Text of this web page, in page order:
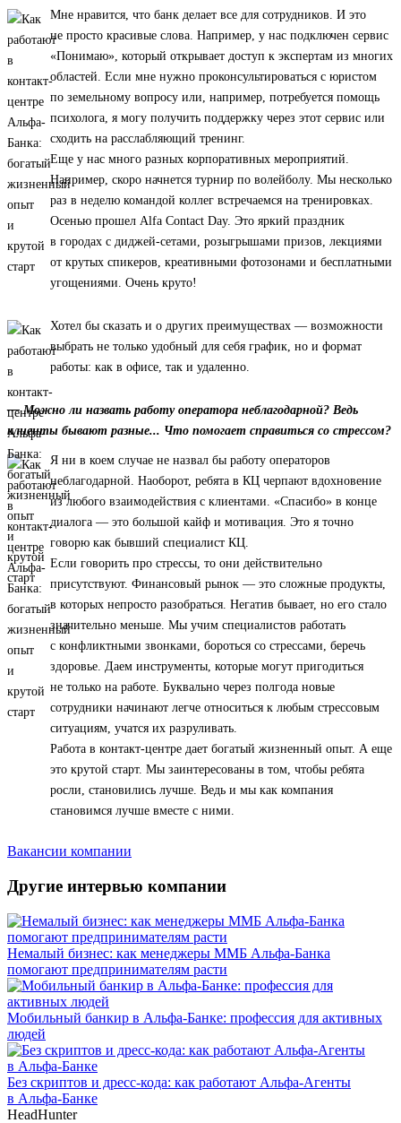
Мне нравится, что банк делает все для сотрудников. И это
не просто красивые слова. Например, у нас подключен сервис
«Понимаю», который открывает доступ к экспертам из многих
областей. Если мне нужно проконсультироваться с юристом
по земельному вопросу или, например, потребуется помощь
психолога, я могу получить поддержку через этот сервис или
сходить на расслабляющий тренинг.
Еще у нас много разных корпоративных мероприятий.
Например, скоро начнется турнир по волейболу. Мы несколько
раз в неделю командой коллег встречаемся на тренировках.
Осенью прошел Alfa Contact Day. Это яркий праздник
в городах с диджей-сетами, розыгрышами призов, лекциями
от крутых спикеров, креативными фотозонами и бесплатными
угощениями. Очень круто!
Хотел бы сказать и о других преимуществах — возможности
выбрать не только удобный для себя график, но и формат
работы: как в офисе, так и удаленно.
— Можно ли назвать работу оператора неблагодарной? Ведь
клиенты бывают разные... Что помогает справиться со стрессом?
Я ни в коем случае не назвал бы работу операторов
неблагодарной. Наоборот, ребята в КЦ черпают вдохновение
из любого взаимодействия с клиентами. «Спасибо» в конце
диалога — это большой кайф и мотивация. Это я точно
говорю как бывший специалист КЦ.
Если говорить про стрессы, то они действительно
присутствуют. Финансовый рынок — это сложные продукты,
в которых непросто разобраться. Негатив бывает, но его стало
значительно меньше. Мы учим специалистов работать
с конфликтными звонками, бороться со стрессами, беречь
здоровье. Даем инструменты, которые могут пригодиться
не только на работе. Буквально через полгода новые
сотрудники начинают легче относиться к любым стрессовым
ситуациям, учатся их разруливать.
Работа в контакт-центре дает богатый жизненный опыт. А еще
это крутой старт. Мы заинтересованы в том, чтобы ребята
росли, становились лучше. Ведь и мы как компания
становимся лучше вместе с ними.
Вакансии компании
Другие интервью компании
Немалый бизнес: как менеджеры ММБ Альфа-Банка
помогают предпринимателям расти
Мобильный банкир в Альфа-Банке: профессия для активных
людей
Без скриптов и дресс-кода: как работают Альфа-Агенты
в Альфа-Банке
HeadHunter